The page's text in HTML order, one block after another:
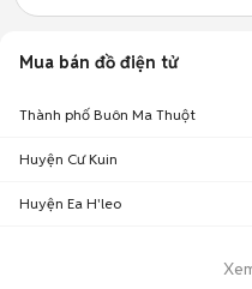
Mua bán đồ điện tử
Thành phố Buôn Ma Thuột
Huyện Cư Kuin
Huyện Ea H'leo